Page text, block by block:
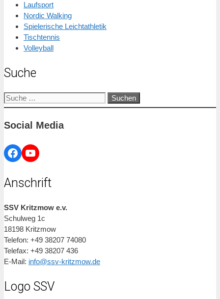
Laufsport
Nordic Walking
Spielerische Leichtathletik
Tischtennis
Volleyball
Suche
Suche
nach:
Social Media
Facebook
YouTube
Anschrift
SSV Kritzmow e.v.
Schulweg 1c
18198 Kritzmow
Telefon: +49 38207 74080
Telefax: +49 38207 436
E-Mail: info@ssv-kritzmow.de
Logo SSV